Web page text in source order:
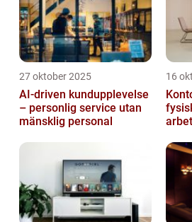
27 oktober 2025
AI-driven kundupplevelse
– personlig service utan
mänsklig personal
16